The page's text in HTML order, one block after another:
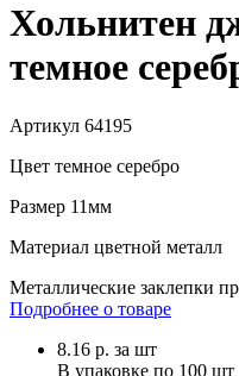
Хольнитен
темное
Артикул 64195
Цвет темное серебро
Размер 11мм
Материал цветной металл
Металлические заклепки
Подробнее о товаре
8.16 р. за шт
В упаковке по 100 шт